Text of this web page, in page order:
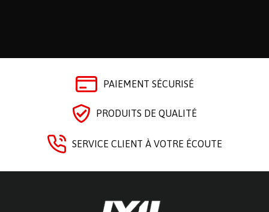
PAIEMENT SÉCURISÉ
PRODUITS DE QUALITÉ
SERVICE CLIENT À VOTRE ÉCOUTE